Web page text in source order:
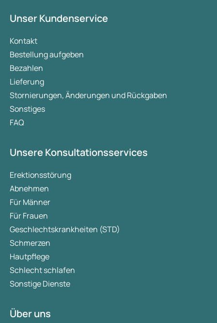
Unser Kundenservice
Kontakt
Bestellung aufgeben
Bezahlen
Lieferung
Stornierungen, Änderungen und Rückgaben
Sonstiges
FAQ
Unsere Konsultationsservices
Erektionsstörung
Abnehmen
Für Männer
Für Frauen
Geschlechtskrankheiten (STD)
Schmerzen
Hautpflege
Schlecht schlafen
Sonstige Dienste
Über uns